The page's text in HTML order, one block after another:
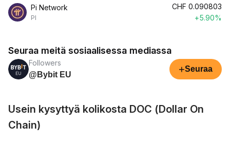
Pi Network
PI
CHF 0.090803
+5.90%
Seuraa meitä sosiaalisessa mediassa
Followers
@Bybit EU
+Seuraa
Usein kysyttyä kolikosta DOC (Dollar On
Chain)